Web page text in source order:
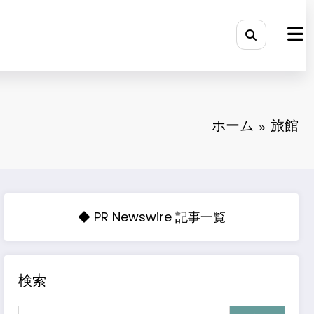
ホーム 旅館
◆ PR Newswire 記事一覧
検索